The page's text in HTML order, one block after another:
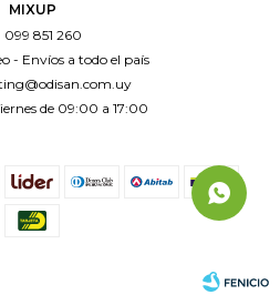
MIXUP
099 851 260
- Envíos a todo el país
de 09:00 a 17:00